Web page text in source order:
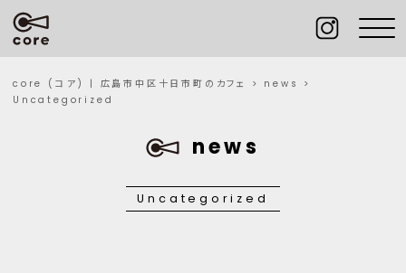
core (コア) | 広島市中区十日市町のカフェ > news
>
Uncategorized
news
Uncategorized